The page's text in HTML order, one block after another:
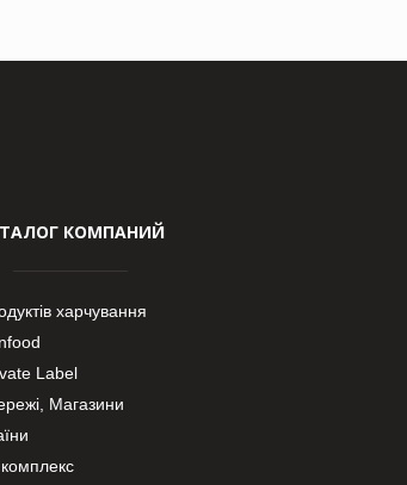
КОМПАНИЙ
харчування
Label
Магазини